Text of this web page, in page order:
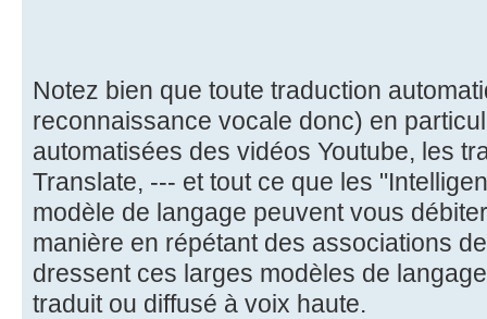
Notez bien que toute traduction
reconnaissance vocale donc) en
automatisées des vidéos Youtube, les
Translate, --- et tout ce que les
modèle de langage peuvent vous
manière en répétant des associations
dressent ces larges modèles de
traduit ou diffusé à voix haute.